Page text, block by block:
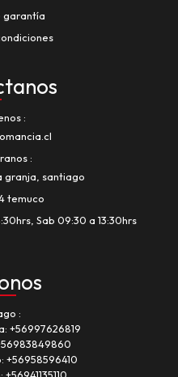
garantía
granja, santiago
temuco
Sab 09:30 a 13:30hrs
+56997626819
+56958596410